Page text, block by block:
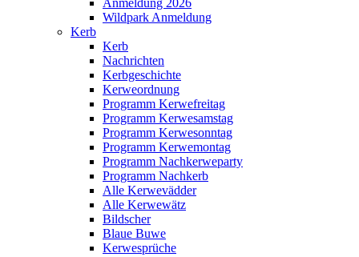
Anmeldung 2026
Wildpark Anmeldung
Kerb
Kerb
Nachrichten
Kerbgeschichte
Kerweordnung
Programm Kerwefreitag
Programm Kerwesamstag
Programm Kerwesonntag
Programm Kerwemontag
Programm Nachkerweparty
Programm Nachkerb
Alle Kerwevädder
Alle Kerwewätz
Bildscher
Blaue Buwe
Kerwesprüche